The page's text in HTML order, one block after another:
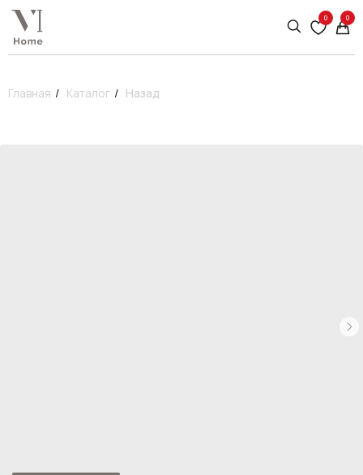
0 0
Главная / Каталог / Назад